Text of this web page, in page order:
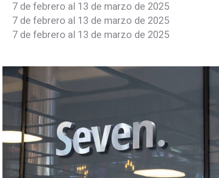
7 de febrero al 13 de marzo de 2025
7 de febrero al 13 de marzo de 2025
7 de febrero al 13 de marzo de 2025